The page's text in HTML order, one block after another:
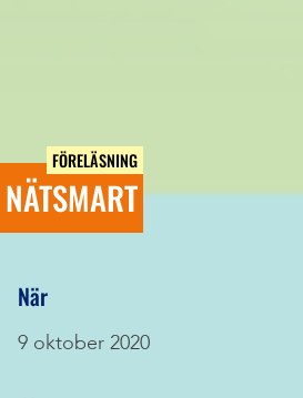
FÖRELÄSNING
NÄTSMART
När
9 oktober 2020